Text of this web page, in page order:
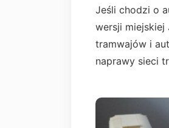
Jeśli chodzi o
wersji
tramwajów i
naprawy sieci